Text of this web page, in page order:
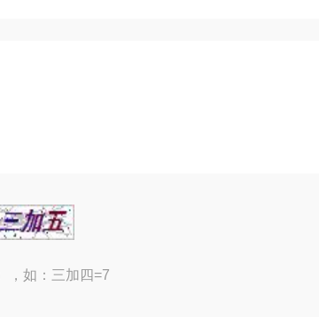
，如：三加四=7